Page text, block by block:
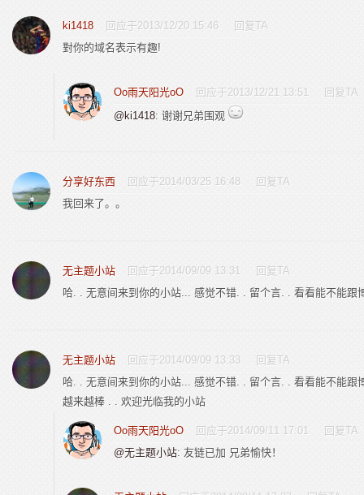
ki1418 回应于2013/12/20 15:46
回复TA
對你的域名表示有趣!
Oo雨天阳光oO 回应于2013/12/21 13:51
回复TA
@ki1418: 谢谢兄弟围观
分享好东西 回应于2014/03/25 16:48
回复TA
我回来了。。
无主题小站 回应于2014/09/09 13:31
回复TA
哈. . 无意间来到你的小站... 感觉不错. . 留个言. . 看看能不能跟
无主题小站 回应于2014/09/09 13:33
回复TA
哈. . 无意间来到你的小站... 感觉不错. . 留个言. . 看看能不能跟
越来越棒 . . 欢迎光临我的小站
Oo雨天阳光oO 回应于2014/09/11 17:01
回复TA
@无主题小站: 友链已加 兄弟愉快！